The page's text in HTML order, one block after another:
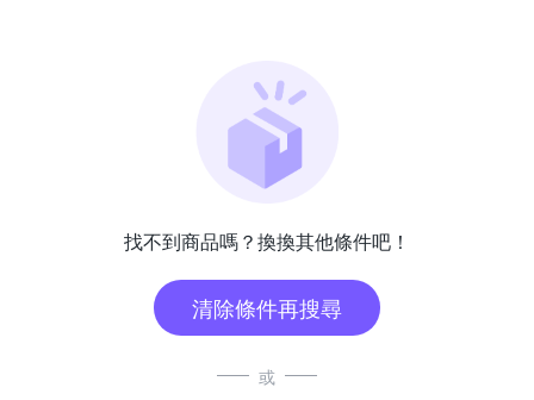
找不到商品嗎？換換其他條件吧！
清除條件再搜尋
或